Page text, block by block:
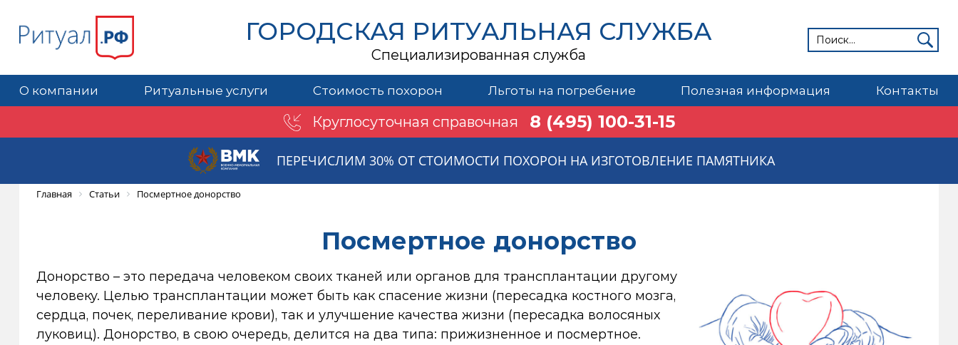
ГОРОДСКАЯ РИТУАЛЬНАЯ СЛУЖБА
Специализированная служба
О компании Ритуальные услуги Стоимость похорон Льготы на погребение Полезная информация Контакты
Круглосуточная справочная 8 (495) 100-31-15
ПЕРЕЧИСЛИМ 30% ОТ СТОИМОСТИ ПОХОРОН НА ИЗГОТОВЛЕНИЕ ПАМЯТНИКА
Главная Статьи Посмертное донорство
Посмертное донорство
Донорство – это передача человеком своих тканей или органов для трансплантации другому
человеку. Целью трансплантации может быть как спасение жизни (пересадка костного мозга,
сердца, почек, переливание крови), так и улучшение качества жизни (пересадка волосяных
луковиц). Донорство, в свою очередь, делится на два типа: прижизненное и посмертное.